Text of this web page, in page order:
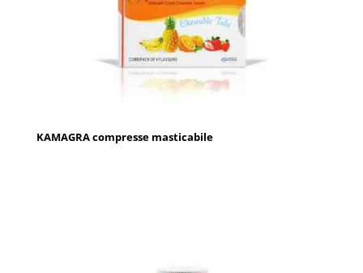
KAMAGRA compresse masticabile